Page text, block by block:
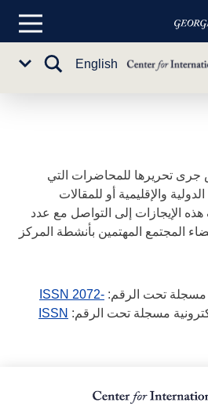
القائمة
English
تبديل
جرى تحريرها للمحاضرات التي
والإقليمية أو للمقالات
هذه الإيجازات إلى التواصل مع عدد
المجتمع المهتمين بأنشطة المركز
مسجلة تحت الرقم: ISSN 2072-
مسجلة تحت الرقم: ISSN